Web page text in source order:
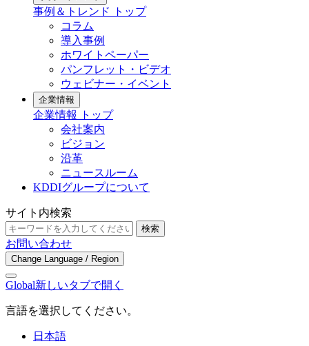
事例＆トレンド トップ
コラム
導入事例
ホワイトペーパー
パンフレット・ビデオ
ウェビナー・イベント
企業情報
企業情報 トップ
会社案内
ビジョン
沿革
ニュースルーム
KDDIグループについて
サイト内検索
検索
お問い合わせ
Change Language / Region
Global新しいタブで開く
言語を選択してください。
日本語